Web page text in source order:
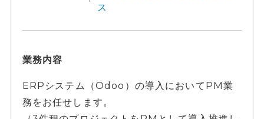
ス
業務内容
ERPシステム（Odoo）の導入においてPM業
務をお任せします。